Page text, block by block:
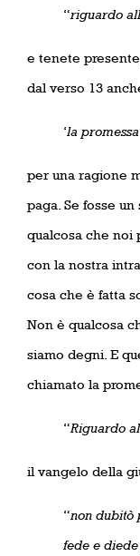
“riguardo
e tenete
dal verso 13
‘la
per una ragione
paga. Se fosse
qualcosa che noi
con la nostra
cosa che è fatta
Non è qualcosa
siamo degni. E
chiamato la
“Riguardo
il vangelo della
“non dubitò
fede e